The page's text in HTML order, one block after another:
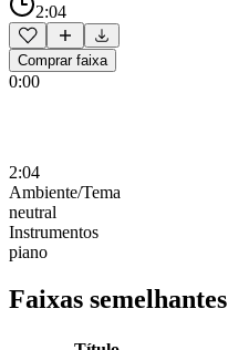
2:04
Comprar faixa
0:00
2:04
Ambiente/Tema
neutral
Instrumentos
piano
Faixas semelhantes